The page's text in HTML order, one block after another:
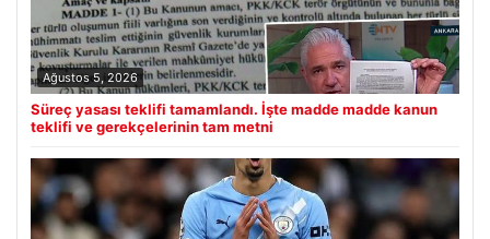
Ağustos 5, 2026
Süreç yasası teklifi tamamlandı. İşte madde madde kanun
teklifi ve gerekçelerinin tam metni